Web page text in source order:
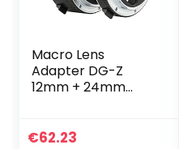
Macro Lens
Adapter DG-Z
12mm + 24mm
Automatische
€62.23